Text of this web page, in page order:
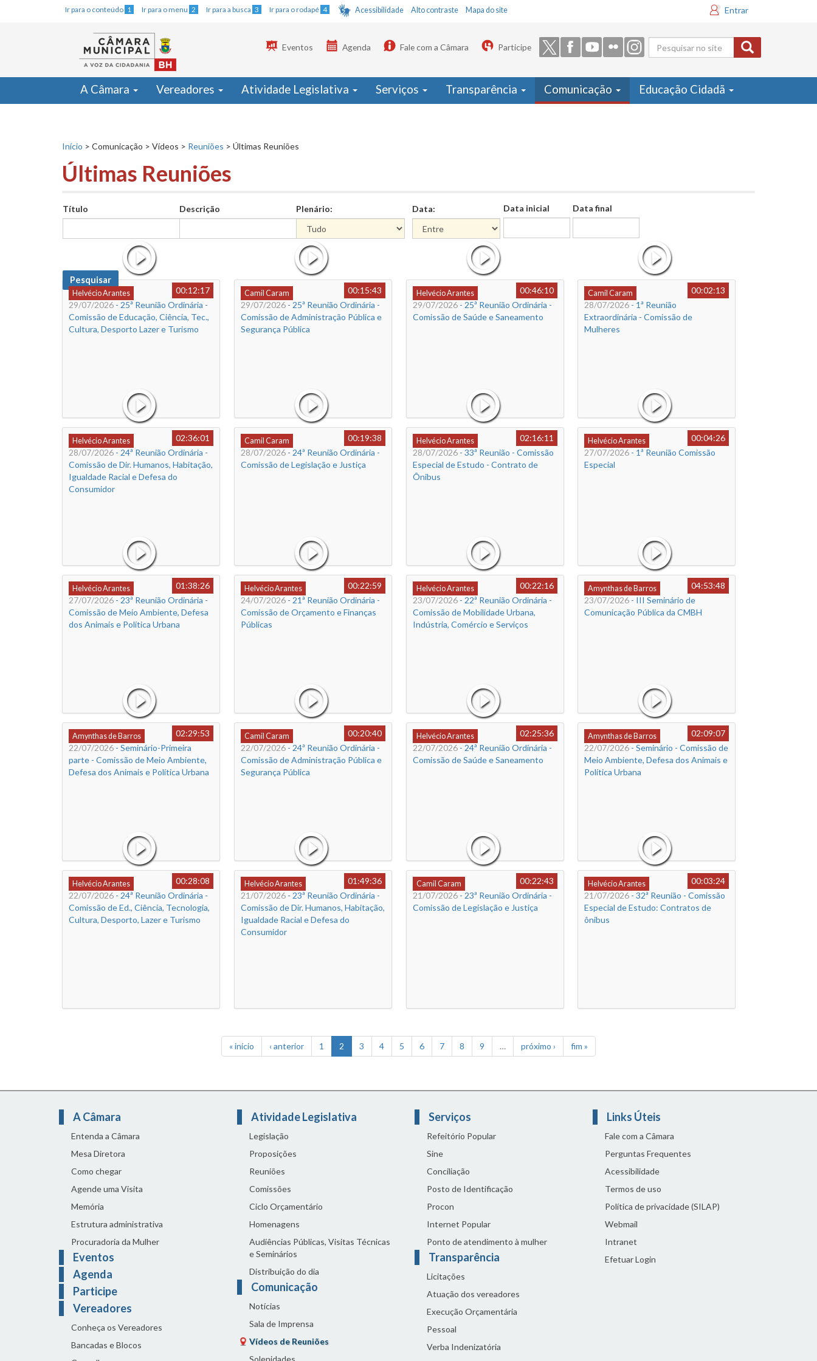
Ir para o conteúdo 1 Ir para o menu 2 Ir para a busca 3 Ir para o rodapé 4 Acessibilidade Alto contraste Mapa do site Entrar
Formulário
de busca
Eventos Agenda Fale com a Câmara Participe
A Câmara Vereadores Atividade Legislativa Serviços Transparência Comunicação Educação Cidadã
Início > Comunicação > Vídeos > Reuniões > Últimas Reuniões
Últimas Reuniões
Título Descrição Plenário: Data: Data inicial Data final
Pesquisar
Helvécio Arantes
00:12:17
29/07/2026 - 25ª Reunião Ordinária -
Comissão de Educação, Ciência, Tec.,
Cultura, Desporto Lazer e Turismo
Camil Caram
00:15:43
29/07/2026- 25ª Reunião Ordinária -
Comissão de Administração Pública e
Segurança Pública
Helvécio Arantes
00:46:10
29/07/2026- 25ª Reunião Ordinária -
Comissão de Saúde e Saneamento
Camil Caram
00:02:13
28/07/2026 - 1ª Reunião
Extraordinária - Comissão de
Mulheres
Helvécio Arantes
02:36:01
28/07/2026 - 24ª Reunião Ordinária -
Comissão de Dir. Humanos, Habitação,
Igualdade Racial e Defesa do
Consumidor
Camil Caram
00:19:38
28/07/2026- 24ª Reunião Ordinária -
Comissão de Legislação e Justiça
Helvécio Arantes
02:16:11
28/07/2026- 33ª Reunião - Comissão
Especial de Estudo - Contrato de
Ônibus
Helvécio Arantes
00:04:26
27/07/2026 - 1ª Reunião Comissão
Especial
Helvécio Arantes
01:38:26
27/07/2026 - 23ª Reunião Ordinária -
Comissão de Meio Ambiente, Defesa
dos Animais e Política Urbana
Helvécio Arantes
00:22:59
24/07/2026- 21ª Reunião Ordinária -
Comissão de Orçamento e Finanças
Públicas
Helvécio Arantes
00:22:16
23/07/2026- 22ª Reunião Ordinária -
Comissão de Mobilidade Urbana,
Indústria, Comércio e Serviços
Amynthas de Barros
04:53:48
23/07/2026 - III Seminário de
Comunicação Pública da CMBH
Amynthas de Barros
02:29:53
22/07/2026 - Seminário-Primeira
parte - Comissão de Meio Ambiente,
Defesa dos Animais e Política Urbana
Camil Caram
00:20:40
22/07/2026- 24ª Reunião Ordinária -
Comissão de Administração Pública e
Segurança Pública
Helvécio Arantes
02:25:36
22/07/2026- 24ª Reunião Ordinária -
Comissão de Saúde e Saneamento
Amynthas de Barros
02:09:07
22/07/2026 - Seminário - Comissão de
Meio Ambiente, Defesa dos Animais e
Política Urbana
Helvécio Arantes
00:28:08
22/07/2026 - 24ª Reunião Ordinária -
Comissão de Ed., Ciência, Tecnologia,
Cultura, Desporto, Lazer e Turismo
Helvécio Arantes
01:49:36
21/07/2026- 23ª Reunião Ordinária -
Comissão de Dir. Humanos, Habitação,
Igualdade Racial e Defesa do
Consumidor
Camil Caram
00:22:43
21/07/2026- 23ª Reunião Ordinária -
Comissão de Legislação e Justiça
Helvécio Arantes
00:03:24
21/07/2026 - 32ª Reunião - Comissão
Especial de Estudo: Contratos de
ônibus
« início ‹ anterior 1 2 3 4 5 6 7 8 9 … próximo › fim »
A Câmara
Entenda a Câmara
Mesa Diretora
Como chegar
Agende uma Visita
Memória
Estrutura administrativa
Procuradoria da Mulher
Eventos
Agenda
Participe
Vereadores
Conheça os Vereadores
Bancadas e Blocos
Atividade Legislativa
Legislação
Proposições
Reuniões
Comissões
Ciclo Orçamentário
Homenagens
Audiências Públicas, Visitas Técnicas
e Seminários
Distribuição do dia
Comunicação
Notícias
Sala de Imprensa
Vídeos de Reuniões
Solenidades
Serviços
Refeitório Popular
Sine
Conciliação
Posto de Identificação
Procon
Internet Popular
Ponto de atendimento à mulher
Transparência
Licitações
Atuação dos vereadores
Execução Orçamentária
Pessoal
Verba Indenizatória
Links Úteis
Fale com a Câmara
Perguntas Frequentes
Acessibilidade
Termos de uso
Política de privacidade (SILAP)
Webmail
Intranet
Efetuar Login